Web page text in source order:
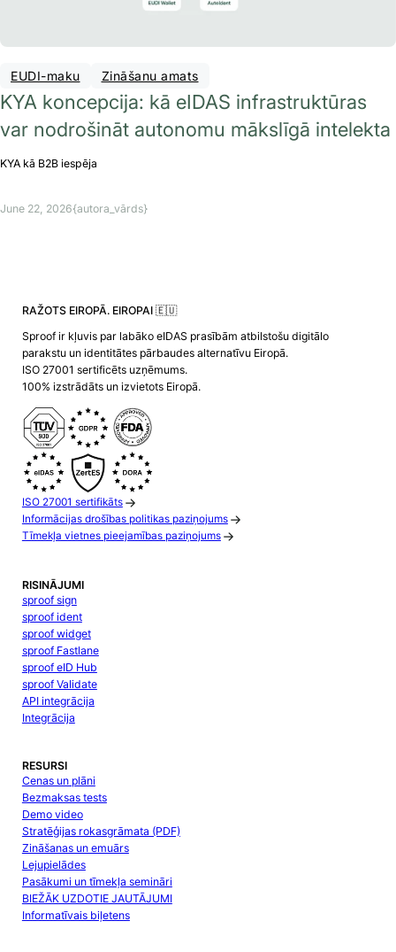
EUDI-maku Zināšanu amats
KYA koncepcija: kā eIDAS infrastruktūras
var nodrošināt autonomu mākslīgā intelekta
KYA kā B2B iespēja
June 22, 2026{autora_vārds}
RAŽOTS EIROPĀ. EIROPAI 🇪🇺
Sproof ir kļuvis par labāko eIDAS prasībām atbilstošu digitālo
parakstu un identitātes pārbaudes alternatīvu Eiropā.
ISO 27001 sertificēts uzņēmums.
100% izstrādāts un izvietots Eiropā.
ISO 27001 sertifikāts
Informācijas drošības politikas paziņojums
Tīmekļa vietnes pieejamības paziņojums
RISINĀJUMI
sproof sign
sproof ident
sproof widget
sproof Fastlane
sproof eID Hub
sproof Validate
API integrācija
Integrācija
RESURSI
Cenas un plāni
Bezmaksas tests
Demo video
Stratēģijas rokasgrāmata (PDF)
Zināšanas un emuārs
Lejupielādes
Pasākumi un tīmekļa semināri
BIEŽĀK UZDOTIE JAUTĀJUMI
Informatīvais biļetens